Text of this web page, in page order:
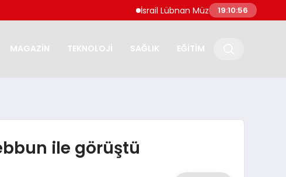
İsrail Lübnan Müzakereleri Roma’da
19:10:57
MAGAZİN TEKNOLOJİ SAĞLIK EĞİTİM
ile görüştü